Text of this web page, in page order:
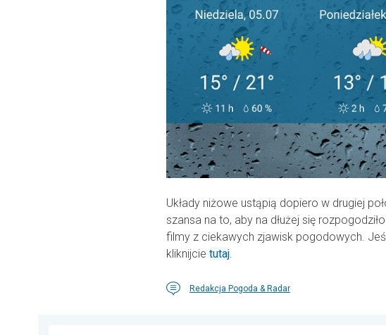
Układy niżowe ustąpią dopiero w drugiej
szansa na to, aby na dłużej się
filmy z ciekawych zjawisk pogodowych.
kliknijcie tutaj.
Redakcja Pogoda & Radar